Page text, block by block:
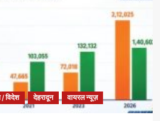
विदेश देहरादून वायरल न्यूज़